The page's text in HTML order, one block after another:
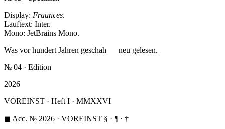
Display: Fraunces.
Lauftext: Inter.
Mono: JetBrains Mono.
Was vor hundert Jahren geschah — neu gelesen.
№ 04 · Edition
2026
VOREINST · Heft I · MMXXVI
◼ Acc. № 2026 · VOREINST § · ¶ · †